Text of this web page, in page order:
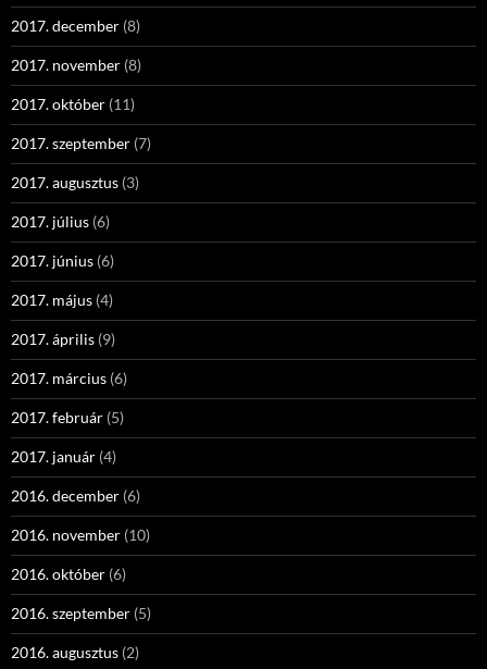
2017. december (8)
2017. november (8)
2017. október (11)
2017. szeptember (7)
2017. augusztus (3)
2017. július (6)
2017. június (6)
2017. május (4)
2017. április (9)
2017. március (6)
2017. február (5)
2017. január (4)
2016. december (6)
2016. november (10)
2016. október (6)
2016. szeptember (5)
2016. augusztus (2)